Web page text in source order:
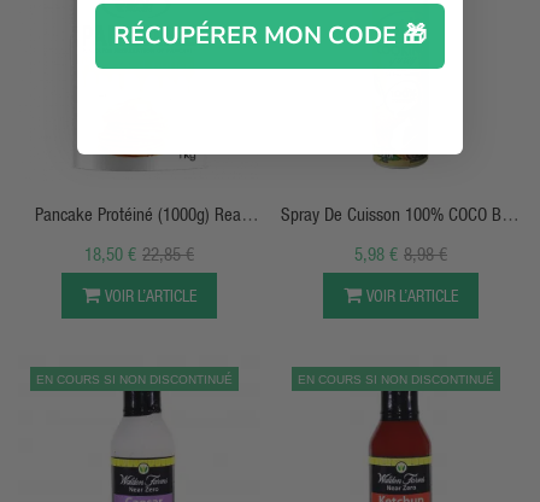
APERÇU RAPIDE
Pancake Protéiné (1000g) Real
Pharm22,85 €
18,50 €
VOIR L’ARTICLE
APERÇU RAPIDE
Spray De Cuisson 100% COCO Best
Joy8,98 €
5,98 €
VOIR L’ARTICLE
EN COURS SI NON DISCONTINUÉ EN COURS SI NON DISCONTINUÉ
RÉCUPÉRER MON CODE 🎁